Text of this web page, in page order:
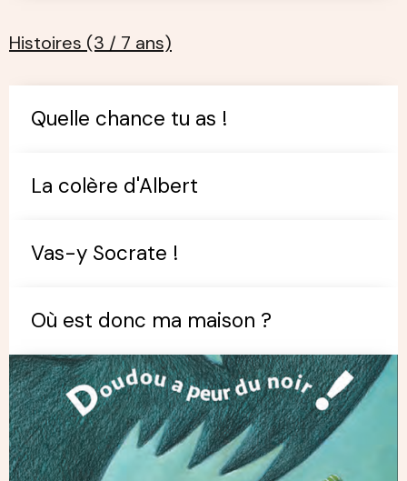
Histoires (3 / 7 ans)
Quelle chance tu as !
La colère d'Albert
Vas-y Socrate !
Où est donc ma maison ?